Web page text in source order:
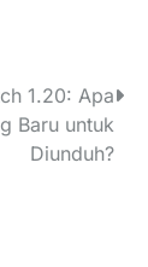
1.20: Apa
Baru untuk
Diunduh?